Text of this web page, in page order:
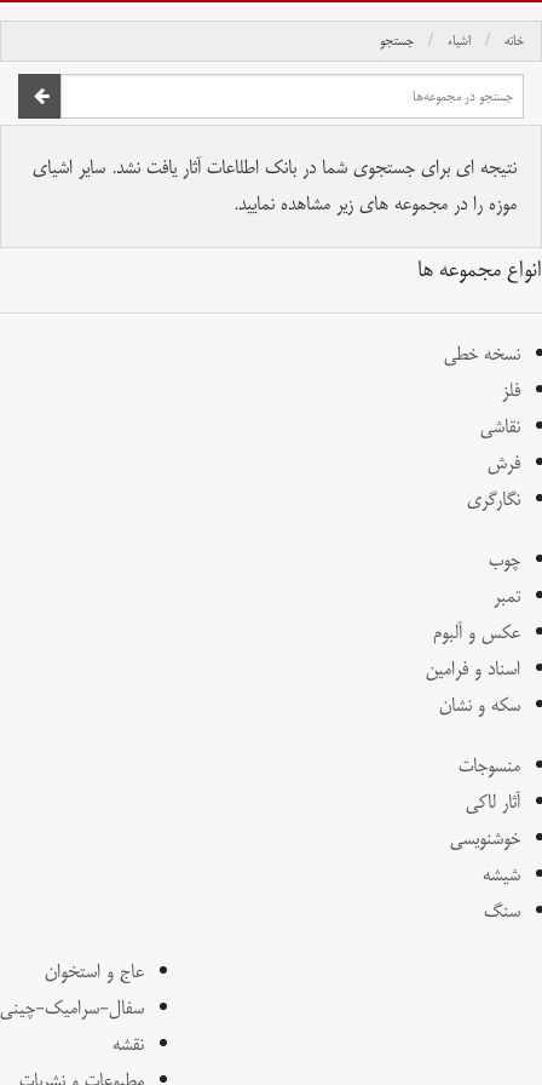
خانه اشیاء جستجو
نتیجه ای برای جستجوی شما در بانک اطلاعات آثار یافت نشد. سایر اشیای
موزه را در مجموعه های زیر مشاهده نمایید.
انواع مجموعه ها
نسخه خطی
فلز
نقاشی
فرش
نگارگری
چوب
تمبر
عکس و آلبوم
اسناد و فرامین
سکه و نشان
منسوجات
آثار لاکی
خوشنویسی
شیشه
سنگ
عاج و استخوان
سفال-سرامیک-چینی
نقشه
تمام حقوق برای موسسه کتابخانه و موزه ملی ملک محفوظ است.